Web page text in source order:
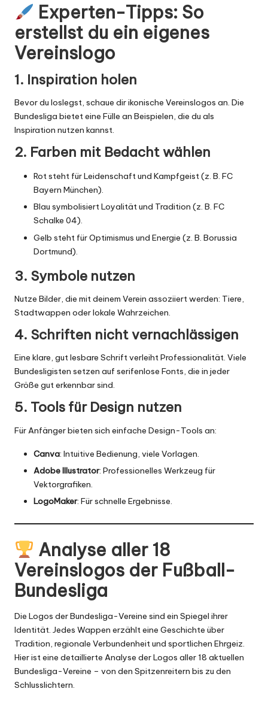
Experten-Tipps: So
erstellst du ein eigenes
Vereinslogo
1. Inspiration holen
Bevor du loslegst, schaue dir ikonische Vereinslogos an. Die
Bundesliga bietet eine Fülle an Beispielen, die du als
Inspiration nutzen kannst.
2. Farben mit Bedacht wählen
Rot steht für Leidenschaft und Kampfgeist (z. B. FC
Bayern München).
Blau symbolisiert Loyalität und Tradition (z. B. FC
Schalke 04).
Gelb steht für Optimismus und Energie (z. B. Borussia
Dortmund).
3. Symbole nutzen
Nutze Bilder, die mit deinem Verein assoziiert werden: Tiere,
Stadtwappen oder lokale Wahrzeichen.
4. Schriften nicht vernachlässigen
Eine klare, gut lesbare Schrift verleiht Professionalität. Viele
Bundesligisten setzen auf serifenlose Fonts, die in jeder
Größe gut erkennbar sind.
5. Tools für Design nutzen
Für Anfänger bieten sich einfache Design-Tools an:
Canva: Intuitive Bedienung, viele Vorlagen.
Adobe Illustrator: Professionelles Werkzeug für
Vektorgrafiken.
LogoMaker: Für schnelle Ergebnisse.
Analyse aller 18
Vereinslogos der Fußball-
Bundesliga
Die Logos der Bundesliga-Vereine sind ein Spiegel ihrer
Identität. Jedes Wappen erzählt eine Geschichte über
Tradition, regionale Verbundenheit und sportlichen Ehrgeiz.
Hier ist eine detaillierte Analyse der Logos aller 18 aktuellen
Bundesliga-Vereine – von den Spitzenreitern bis zu den
Schlusslichtern.